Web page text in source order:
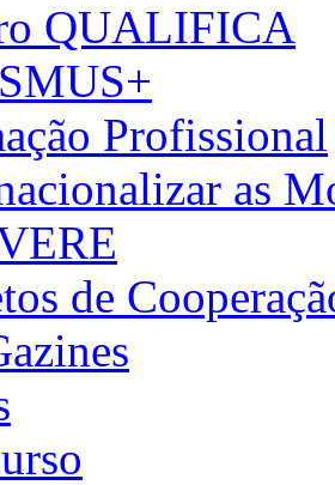
QUALIFICA
Profissional
as
de